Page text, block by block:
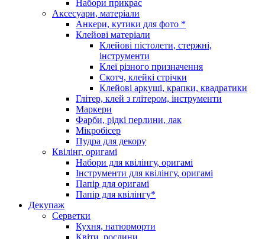
Набори прикрас
Аксесуари, матеріали
Анкери, кутики для фото *
Клейові матеріали
Клейові пістолети, стержні,
інструменти
Клеї різного призначення
Скотч, клейкі стрічки
Клейові аркуші, крапки, квадратики
Глітер, клей з глітером, інструменти
Маркери
Фарби, рідкі перлини, лак
Мікробісер
Пудра для декору
Квілінг, оригамі
Набори для квілінгу, оригамі
Інструменти для квілінгу, оригамі
Папір для оригамі
Папір для квілінгу*
Декупаж
Серветки
Кухня, натюрморти
Квіти, рослини